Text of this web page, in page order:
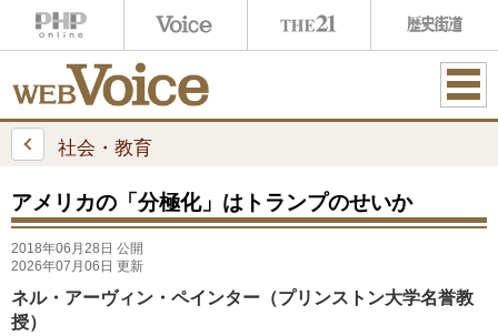
ME
社会・教育
アメリカの「分極化」はトランプのせいか
2018年06月28日 公開
2026年07月06日 更新
ネル・アーヴィン・ペインター（プリンストン大学名誉教
授）